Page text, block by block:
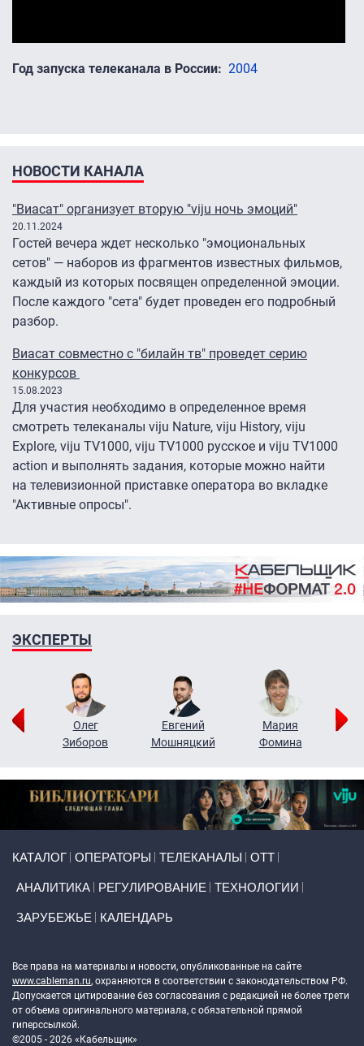
Год запуска телеканала в России 2004
НОВОСТИ КАНАЛА
"Виасат" организует вторую "viju ночь эмоций"
20.11.2024
Гостей вечера ждет несколько "эмоциональных
сетов" — наборов из фрагментов известных фильмов,
каждый из которых посвящен определенной эмоции.
После каждого "сета" будет проведен его подробный
разбор.
Виасат совместно с "билайн тв" проведет серию
конкурсов
15.08.2023
Для участия необходимо в определенное время
смотреть телеканалы viju Nature, viju History, viju
Explore, viju TV1000, viju TV1000 русское и viju TV1000
action и выполнять задания, которые можно найти
на телевизионной приставке оператора во вкладке
"Активные опросы".
ЭКСПЕРТЫ
Олег
Зиборов
Евгений
Мошняцкий
Мария
Фомина
КАТАЛОГ ОПЕРАТОРЫ ТЕЛЕКАНАЛЫ ОТТ
АНАЛИТИКА РЕГУЛИРОВАНИЕ ТЕХНОЛОГИИ
ЗАРУБЕЖЬЕ КАЛЕНДАРЬ
Все права на материалы и новости, опубликованные на сайте
www.cableman.ru, охраняются в соответствии с законодательством РФ.
Допускается цитирование без согласования с редакцией не более трети
от объема оригинального материала, с обязательной прямой
гиперссылкой.
©2005 - 2026 «Кабельщик»